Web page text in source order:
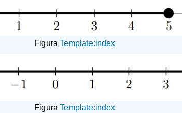
FiguraTemplate:index
FiguraTemplate:index